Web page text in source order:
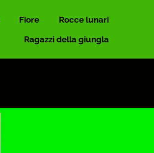
Fiore
Rocce lunari
Ragazzi della giungla